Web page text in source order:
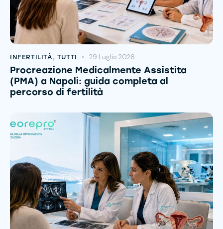
INFERTILITÀ, TUTTI 29 Luglio 2026
Procreazione Medicalmente Assistita
(PMA) a Napoli: guida completa al
percorso di fertilità